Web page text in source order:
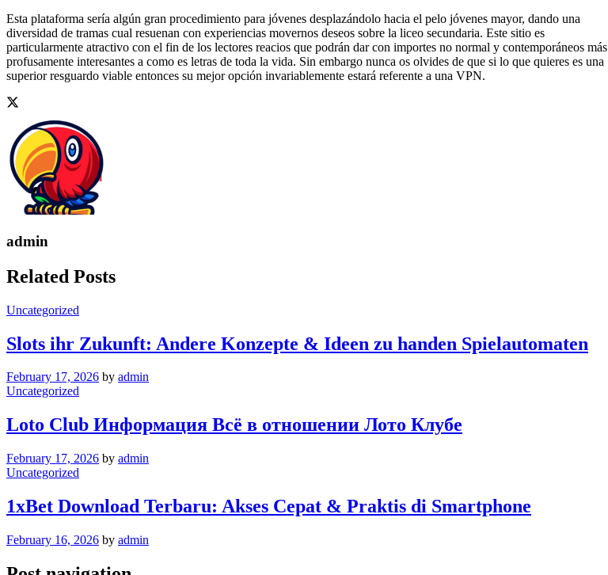
Esta plataforma serí­a algún gran procedimiento para jóvenes desplazándolo hacia el pelo jóvenes mayor, dando una
diversidad de tramas cual resuenan con experiencias movernos deseos sobre la liceo secundaria. Este sitio es
particularmente atractivo con el fin de los lectores reacios que podrán dar con importes no normal y contemporáneos más
profusamente interesantes a como es letras de toda la vida. Sin embargo nunca os olvides de que si lo que quieres es una
superior resguardo viable entonces su mejor opción invariablemente estará referente a una VPN.
admin
Related Posts
Uncategorized
Slots ihr Zukunft: Andere Konzepte & Ideen zu handen Spielautomaten
February 17, 2026 by admin
Uncategorized
Loto Club Информация Всё в отношении Лото Клубе
February 17, 2026 by admin
Uncategorized
1xBet Download Terbaru: Akses Cepat & Praktis di Smartphone
February 16, 2026 by admin